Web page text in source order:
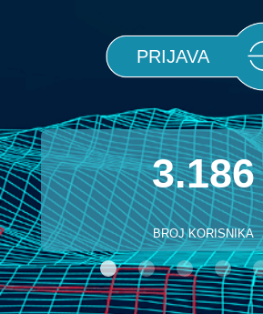
PRIJAVA
3.186
BROJ KORISNIKA